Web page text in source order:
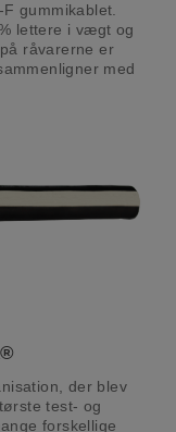
gummikablet.
lettere i vægt og
råvarerne er
med
der blev
test- og
forskellige